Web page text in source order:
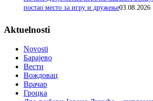
постао место за игру и дружење03.08.2026
Aktuelnosti
Novosti
Барајево
Вести
Вождовац
Врачар
Гроцка